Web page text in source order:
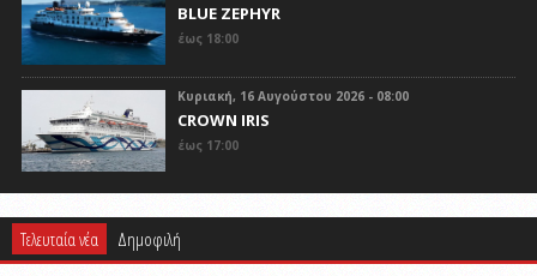
BLUE ZEPHYR
έως 18:00
Κυριακή, 16 Αυγούστου 2026 - 08:00
CROWN IRIS
έως 17:00
Τελευταία νέα Δημοφιλή